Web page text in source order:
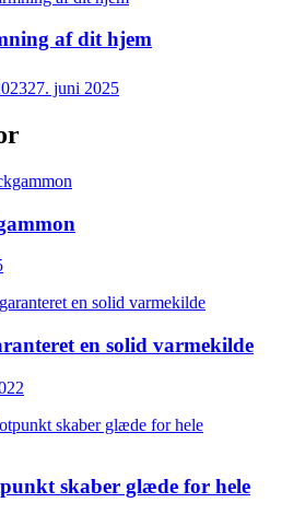
af dit hjem
27. juni 2025
en solid varmekilde
skaber glæde for hele